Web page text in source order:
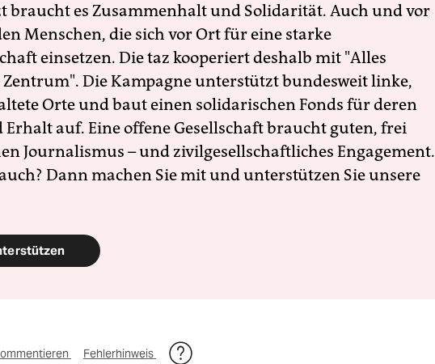
braucht es Zusammenhalt und Solidarität. Auch und vor
Menschen, die sich vor Ort für eine starke
einsetzen. Die taz kooperiert deshalb mit "Alles
Die Kampagne unterstützt bundesweit linke,
Orte und baut einen solidarischen Fonds für deren
Erhalt auf. Eine offene Gesellschaft braucht guten, frei
Journalismus – und zivilgesellschaftliches Engagement.
Dann machen Sie mit und unterstützen Sie unsere
Fehlerhinweis